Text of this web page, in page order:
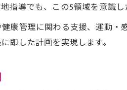
指導でも、この5領域を意識
康管理に関わる支援、運動
即した計画を実現します。